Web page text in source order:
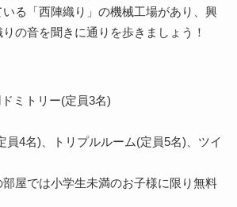
る「西陣織り」の機械工場があり、興
の音を聞きに通りを歩きましょう！
ミトリー(定員3名)
員4名)、トリプルルーム(定員5名)、ツイ
屋では小学生未満のお子様に限り無料